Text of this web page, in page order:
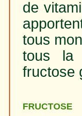
de
tous
tous la
fructose
FRUCTOSE